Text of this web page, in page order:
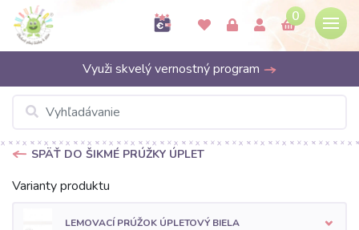
0
Využi skvelý vernostný program
SPÄŤ DO ŠIKMÉ PRÚŽKY ÚPLET
Varianty produktu
LEMOVACÍ PRÚŽOK ÚPLETOVÝ BIELA